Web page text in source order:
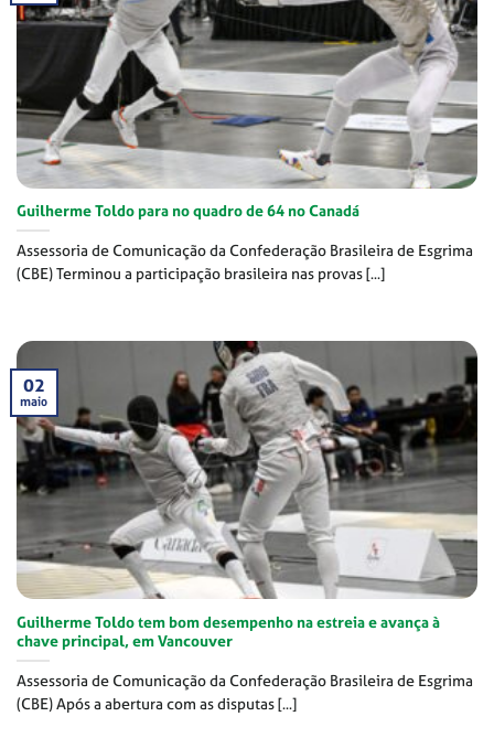
Guilherme Toldo para no quadro de 64 no Canadá
Assessoria de Comunicação da Confederação Brasileira de Esgrima
(CBE) Terminou a participação brasileira nas provas [...]
Guilherme Toldo tem bom desempenho na estreia e avança à
chave principal, em Vancouver
Assessoria de Comunicação da Confederação Brasileira de Esgrima
(CBE) Após a abertura com as disputas [...]
02
maio